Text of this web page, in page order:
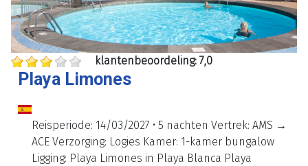
klantenbeoordeling: 7,0
Playa Limones
Reisperiode: 14/03/2027 • 5 nachten Vertrek: AMS →
ACE Verzorging: Logies Kamer: 1-kamer bungalow
Ligging: Playa Limones in Playa Blanca Playa